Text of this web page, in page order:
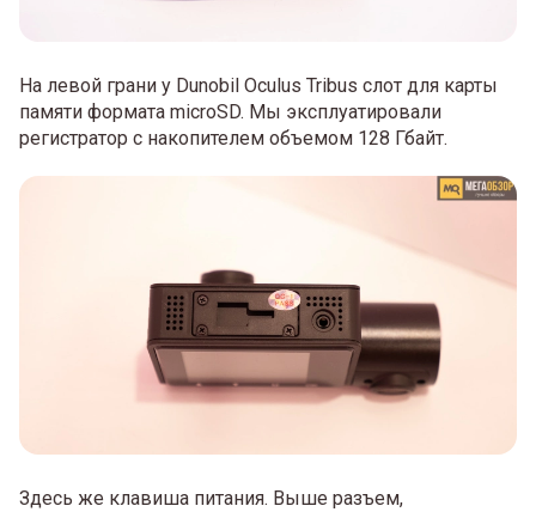
На левой грани у Dunobil Oculus Tribus слот для карты
памяти формата microSD. Мы эксплуатировали
регистратор с накопителем объемом 128 Гбайт.
Здесь же клавиша питания. Выше разъем,